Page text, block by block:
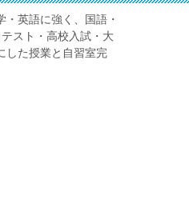
英語に強く、国語・
スト・高校入試・大
した授業と自習室完